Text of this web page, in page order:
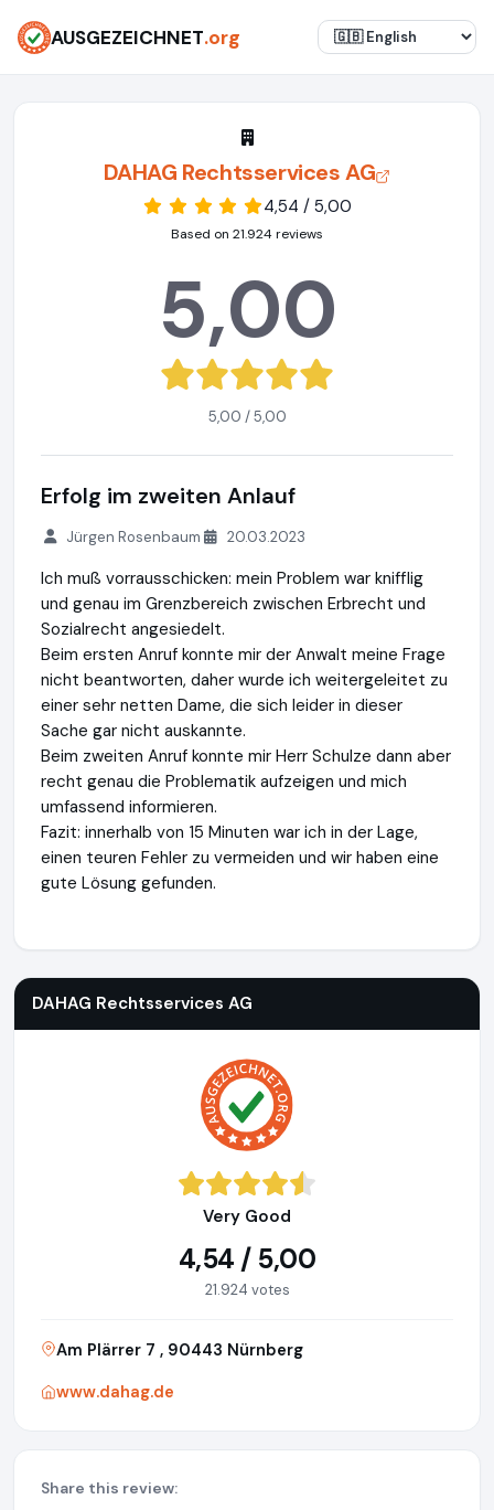
AUSGEZEICHNET.org
DAHAG Rechtsservices AG
4,54 / 5,00
Based on 21.924 reviews
5,00
5,00 / 5,00
Erfolg im zweiten Anlauf
Jürgen Rosenbaum 20.03.2023
Ich muß vorrausschicken: mein Problem war knifflig
und genau im Grenzbereich zwischen Erbrecht und
Sozialrecht angesiedelt.
Beim ersten Anruf konnte mir der Anwalt meine Frage
nicht beantworten, daher wurde ich weitergeleitet zu
einer sehr netten Dame, die sich leider in dieser
Sache gar nicht auskannte.
Beim zweiten Anruf konnte mir Herr Schulze dann aber
recht genau die Problematik aufzeigen und mich
umfassend informieren.
Fazit: innerhalb von 15 Minuten war ich in der Lage,
einen teuren Fehler zu vermeiden und wir haben eine
gute Lösung gefunden.
DAHAG Rechtsservices AG
Very Good
4,54 / 5,00
21.924 votes
Am Plärrer 7 , 90443 Nürnberg
www.dahag.de
Share this review: